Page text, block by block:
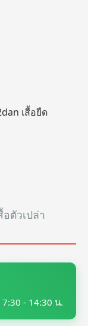
เสื้อยืด
ตัวเปล่า
7:30 - 14:30 น.